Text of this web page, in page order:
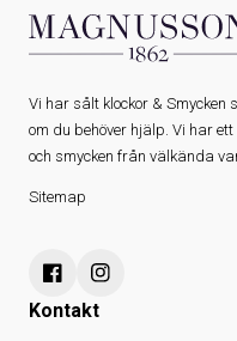
Vi har sålt klockor & Smycken
om du behöver hjälp. Vi har
och smycken från välkända
Sitemap
Kontakt